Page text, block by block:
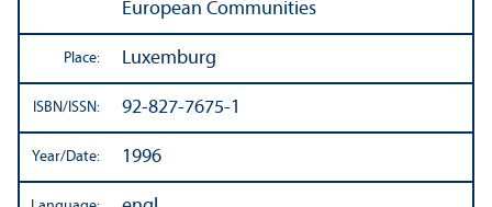
European Communities
Place: Luxemburg
ISBN/ISSN: 92-827-7675-1
Year/Date: 1996